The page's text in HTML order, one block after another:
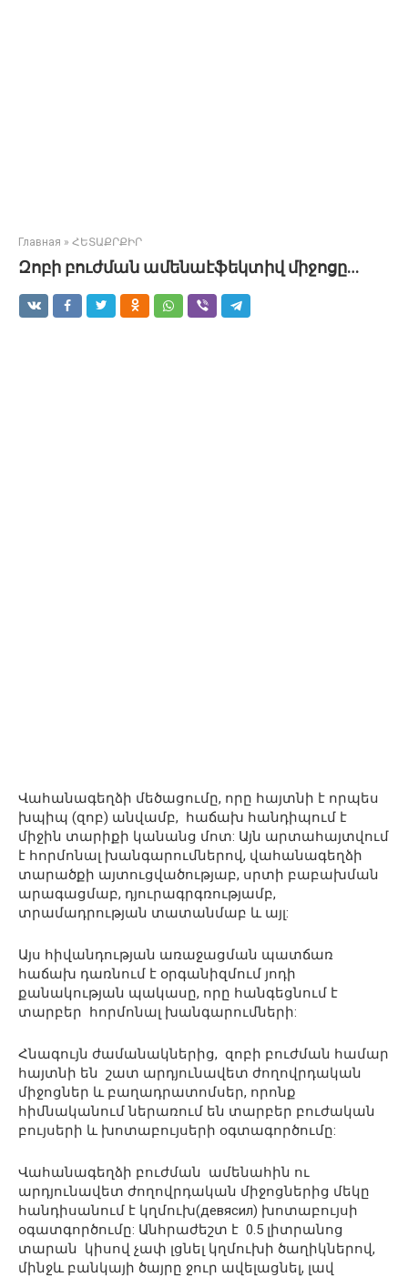
Главная » ՀԵՏԱՔՐՔԻՐ
Զոբի բուժման ամենաէֆեկտիվ միջոցը…
Վահանագեղձի մեծացումը, որը հայտնի է որպես
խպիպ (զոբ) անվամբ, հաճախ հանդիպում է
միջին տարիքի կանանց մոտ: Այն արտահայտվում
է հորմոնալ խանգարումներով, վահանագեղձի
տարածքի այտուցվածությաբ, սրտի բաբախման
արագացմաբ, դյուրագրգռությամբ,
տրամադրության տատանմաբ և այլ:
Այս հիվանդության առաջացման պատճառ
հաճախ դառնում է օրգանիզմում յոդի
քանակության պակասը, որը հանգեցնում է
տարբեր հորմոնալ խանգարումների:
Հնագույն ժամանակներից, զոբի բուժման համար
հայտնի են շատ արդյունավետ ժողովրդական
միջոցներ և բաղադրատոմսեր, որոնք
հիմնականում ներառում են տարբեր բուժական
բույսերի և խոտաբույսերի օգտագործումը:
Վահանագեղձի բուժման ամենահին ու
արդյունավետ ժողովրդական միջոցներից մեկը
հանդիսանում է կղմուխ(девясил) խոտաբույսի
օգատգործումը: Անհրաժեշտ է 0.5 լիտրանոց
տարան կիսով չափ լցնել կղմուխի ծաղիկներով,
մինջև բանկայի ծայրը ջուր ավելացնել, լավ